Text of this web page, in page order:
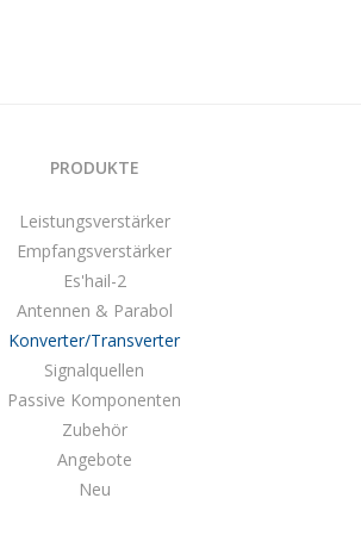
PRODUKTE
Leistungsverstärker
Empfangsverstärker
Es'hail-2
Antennen & Parabol
Konverter/Transverter
Signalquellen
Passive Komponenten
Zubehör
Angebote
Neu